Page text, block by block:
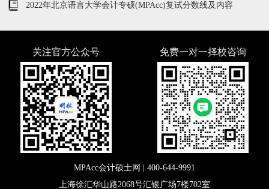
2022年北京语言大学会计专硕(MPAcc)复试分数线及内容
关注官方公众号 免费一对一择校咨询
MPAcc会计硕士网 | 400-644-9991
上海徐汇华山路2068号汇银广场7楼702室